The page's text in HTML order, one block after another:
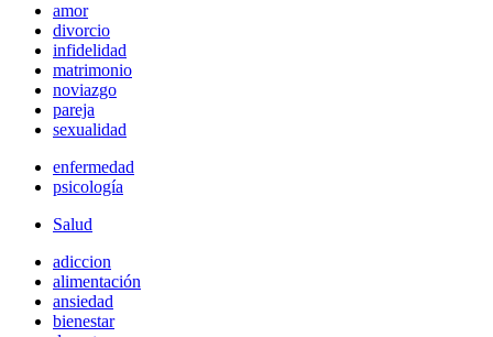
amor
divorcio
infidelidad
matrimonio
noviazgo
pareja
sexualidad
enfermedad
psicología
Salud
adiccion
alimentación
ansiedad
bienestar